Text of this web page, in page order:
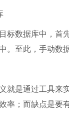
标数据库中，首
。至此，手动数
就是通过工具来
率；而缺点是要